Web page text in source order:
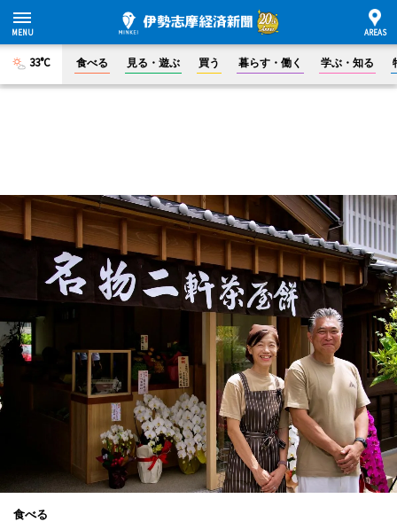
33°C 食べる 見る・遊ぶ 買う 暮らす・働く 学ぶ・知る
食べる